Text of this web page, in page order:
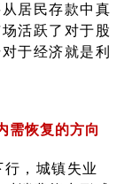
居民存款中真
活跃了对于股
于经济就是利
需恢复的方向
，城镇失业